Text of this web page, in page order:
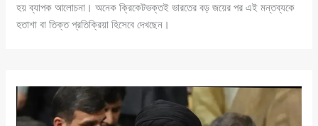
হয় ব্যাপক আলোচনা। অনেক ক্রিকেটভক্তই ভারতের বড় জয়ের পর এই মন্তব্যকে
হতাশা বা তিক্ত প্রতিক্রিয়া হিসেবে দেখছেন।